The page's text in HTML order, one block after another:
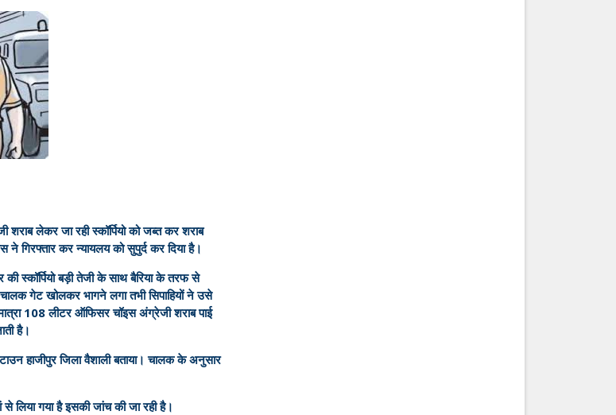
लेकर जा रही स्कॉर्पियो को जब्त कर शराब
ने गिरफ्तार कर न्यायलय को सुपुर्द कर दिया है।
स्कॉर्पियो बड़ी तेजी के साथ बैरिया के तरफ से
चालक गेट खोलकर भागने लगा तभी सिपाहियों ने उसे
108 लीटर ऑफिसर चॉइस अंग्रेजी शराब पाई
है।
हाजीपुर जिला वैशाली बताया। चालक के अनुसार
लिया गया है इसकी जांच की जा रही है।